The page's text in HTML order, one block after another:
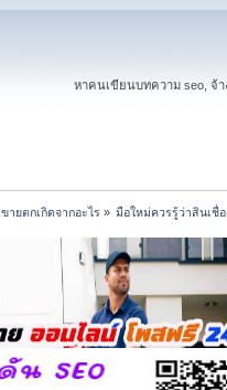
หาคนเขียนบทความ seo, จ้า
ายตกเกิดจากอะไร» มือใหม่ควรรู้ว่าสินเชื่อ